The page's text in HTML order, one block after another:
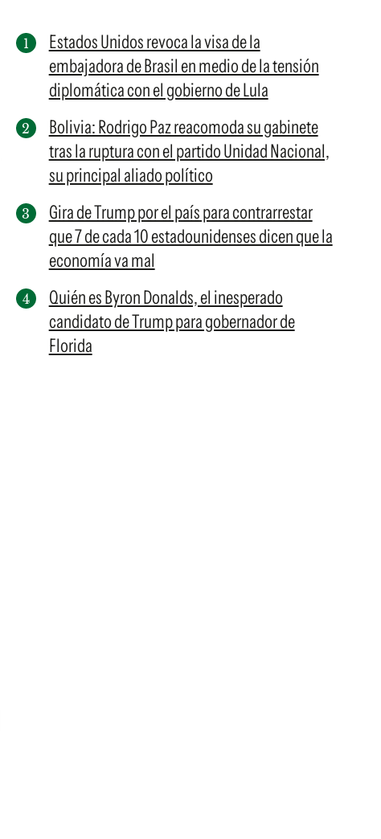
Estados Unidos revoca la visa de la
embajadora de Brasil en medio de la tensión
diplomática con el gobierno de Lula
Bolivia: Rodrigo Paz reacomoda su gabinete
tras la ruptura con el partido Unidad Nacional,
su principal aliado político
Gira de Trump por el país para contrarrestar
que 7 de cada 10 estadounidenses dicen que la
economía va mal
Quién es Byron Donalds, el inesperado
candidato de Trump para gobernador de
Florida